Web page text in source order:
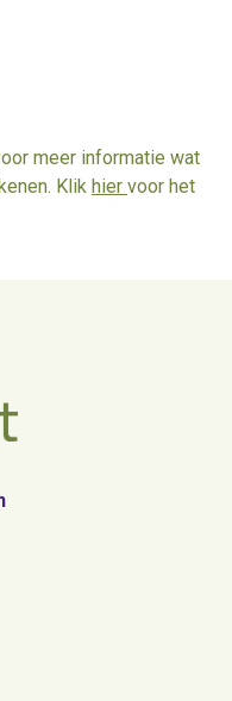
meer informatie wat
Klik hier voor het